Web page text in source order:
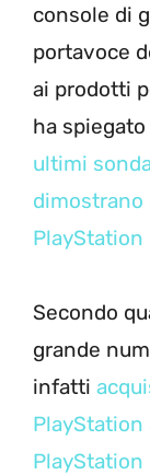
console di
portavoce
ai prodotti
ha
ultimi
dimostrano
PlayStation
Secondo
grande
infatti
PlayStation